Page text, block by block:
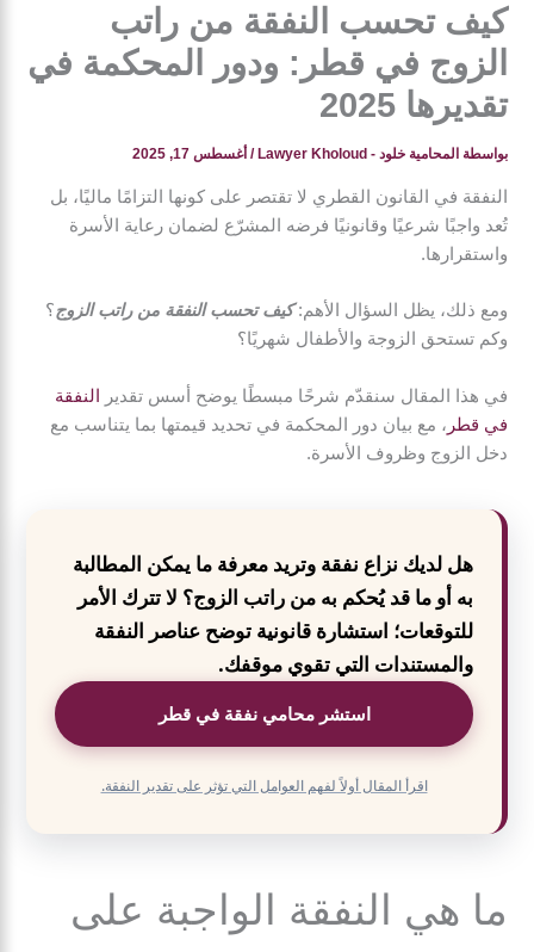
كيف تحسب النفقة من راتب
الزوج في قطر: ودور المحكمة في
تقديرها 2025
بواسطة المحامية خلود - Lawyer Kholoud / أغسطس 17, 2025
النفقة في القانون القطري لا تقتصر على كونها التزامًا ماليًا، بل
تُعد واجبًا شرعيًا وقانونيًا فرضه المشرّع لضمان رعاية الأسرة
واستقرارها.
ومع ذلك، يظل السؤال الأهم:كيف تحسب النفقة من راتب الزوج؟
وكم تستحق الزوجة والأطفال شهريًا؟
في هذا المقال سنقدّم شرحًا مبسطًا يوضح أسس تقدير
النفقة
في قطر ، مع بيان دور المحكمة في تحديد قيمتها بما يتناسب مع
دخل الزوج وظروف الأسرة.
هل لديك نزاع نفقة وتريد معرفة ما يمكن المطالبة
به أو ما قد يُحكم به من راتب الزوج؟ لا تترك الأمر
للتوقعات؛ استشارة قانونية توضح عناصر النفقة
والمستندات التي تقوي موقفك.
استشر محامي نفقة في قطر
اقرأ المقال أولاً لفهم العوامل التي تؤثر على تقدير النفقة.
ما هي النفقة الواجبة على